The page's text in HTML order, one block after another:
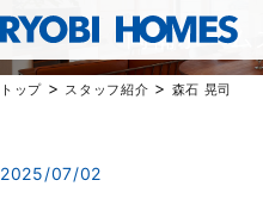
両備ホーム
トップ > スタッフ紹介 > 森石 晃司
2025/07/02